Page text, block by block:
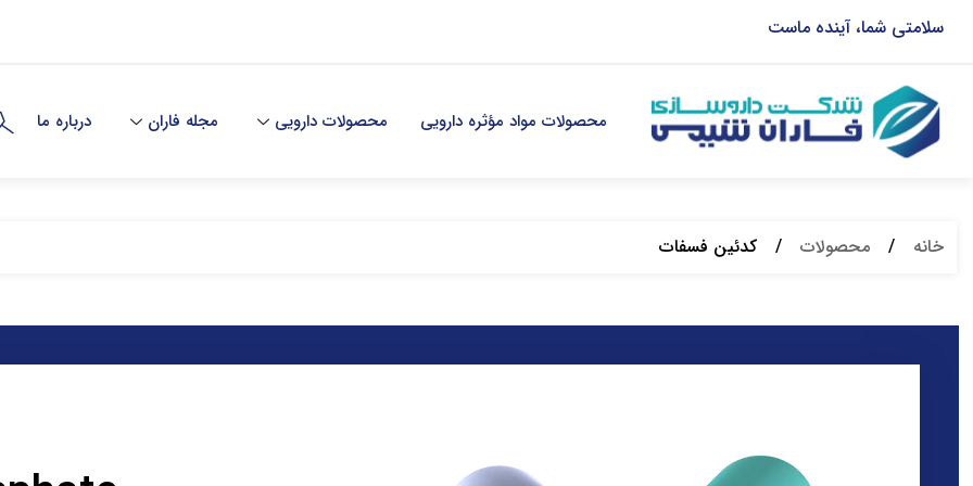
سلامتی شما، آینده ماست
محصولات مواد مؤثره دارویی محصولات دارویی مجله فاران درباره ما
خانه / محصولات / کدئین فسفات